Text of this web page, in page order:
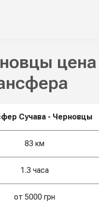
Сучава - Черновцы
83 км
1.3 часа
от 5000 грн